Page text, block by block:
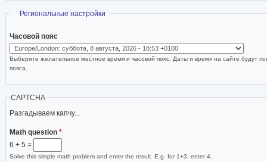
Скрыть
Региональные настройки
Часовой пояс
Выберите желательное местное время и часовой пояс. Даты и время на сайте будут
пояса.
CAPTCHA
Разгадываем капчу...
Math question *
6 + 5 =
Solve this simple math problem and enter the result. E.g. for 1+3, enter 4.